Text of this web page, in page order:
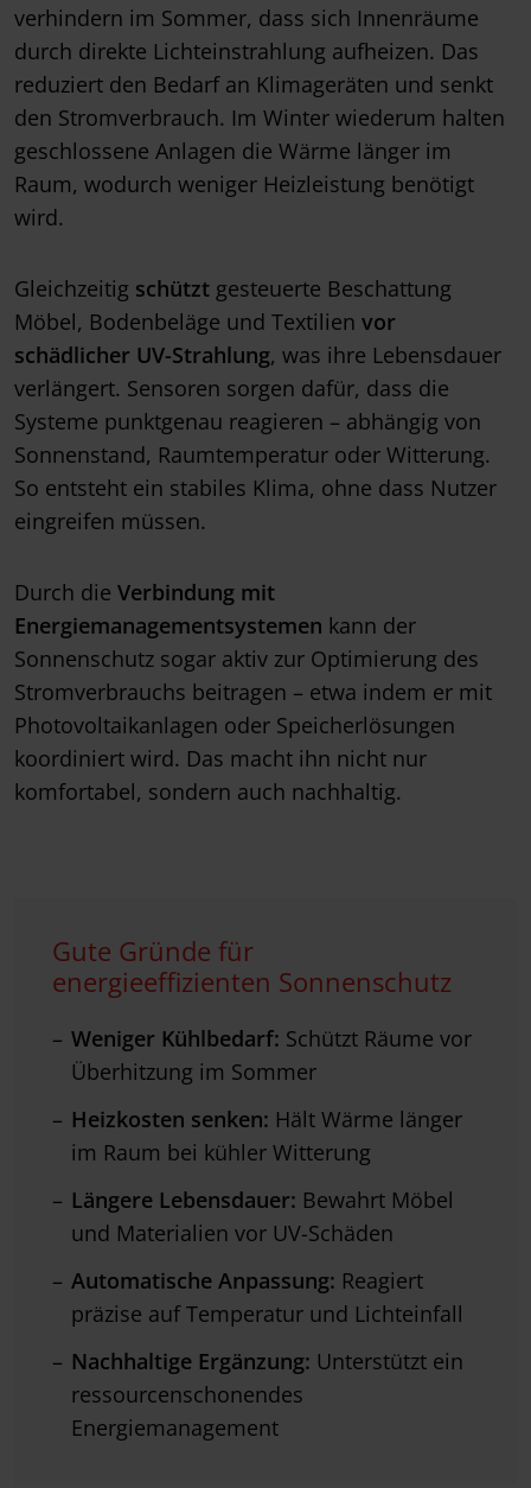
verhindern im Sommer, dass sich Innenräume
durch direkte Lichteinstrahlung aufheizen. Das
reduziert den Bedarf an Klimageräten und senkt
den Stromverbrauch. Im Winter wiederum halten
geschlossene Anlagen die Wärme länger im
Raum, wodurch weniger Heizleistung benötigt
wird.
Gleichzeitig schützt gesteuerte Beschattung
Möbel, Bodenbeläge und Textilien vor
schädlicher UV-Strahlung, was ihre Lebensdauer
verlängert. Sensoren sorgen dafür, dass die
Systeme punktgenau reagieren – abhängig von
Sonnenstand, Raumtemperatur oder Witterung.
So entsteht ein stabiles Klima, ohne dass Nutzer
eingreifen müssen.
Durch die Verbindung mit
Energiemanagementsystemen kann der
Sonnenschutz sogar aktiv zur Optimierung des
Stromverbrauchs beitragen – etwa indem er mit
Photovoltaikanlagen oder Speicherlösungen
koordiniert wird. Das macht ihn nicht nur
komfortabel, sondern auch nachhaltig.
Gute Gründe für
energieeffizienten Sonnenschutz
Weniger Kühlbedarf: Schützt Räume vor
Überhitzung im Sommer
Heizkosten senken: Hält Wärme länger
im Raum bei kühler Witterung
Längere Lebensdauer: Bewahrt Möbel
und Materialien vor UV-Schäden
Automatische Anpassung: Reagiert
präzise auf Temperatur und Lichteinfall
Nachhaltige Ergänzung: Unterstützt ein
ressourcenschonendes
Energiemanagement